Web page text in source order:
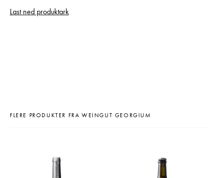
Last ned produktark
FLERE PRODUKTER FRA WEINGUT GEORGIUM